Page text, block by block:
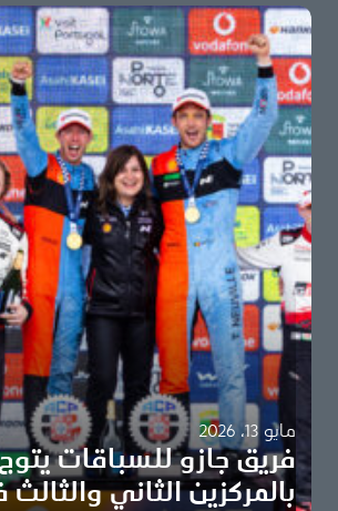
مايو 13، 2026
فريق جازو للسباقات
بالمركزين الثاني